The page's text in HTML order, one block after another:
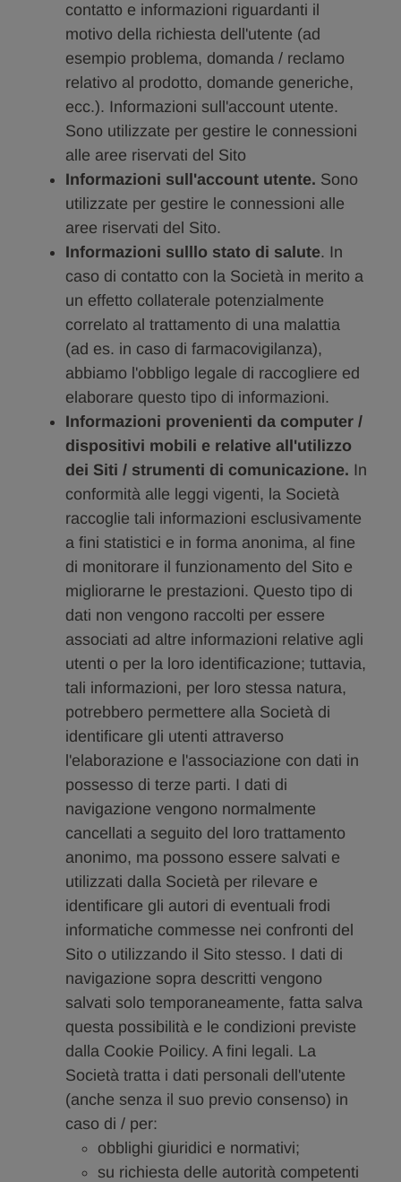
contatto e informazioni riguardanti il
motivo della richiesta dell'utente (ad
esempio problema, domanda / reclamo
relativo al prodotto, domande generiche,
ecc.). Informazioni sull'account utente.
Sono utilizzate per gestire le connessioni
alle aree riservati del Sito
Informazioni sull'account utente. Sono
utilizzate per gestire le connessioni alle
aree riservati del Sito.
Informazioni sulllo stato di salute. In
caso di contatto con la Società in merito a
un effetto collaterale potenzialmente
correlato al trattamento di una malattia
(ad es. in caso di farmacovigilanza),
abbiamo l'obbligo legale di raccogliere ed
elaborare questo tipo di informazioni.
Informazioni provenienti da computer /
dispositivi mobili e relative all'utilizzo
dei Siti / strumenti di comunicazione. In
conformità alle leggi vigenti, la Società
raccoglie tali informazioni esclusivamente
a fini statistici e in forma anonima, al fine
di monitorare il funzionamento del Sito e
migliorarne le prestazioni. Questo tipo di
dati non vengono raccolti per essere
associati ad altre informazioni relative agli
utenti o per la loro identificazione; tuttavia,
tali informazioni, per loro stessa natura,
potrebbero permettere alla Società di
identificare gli utenti attraverso
l'elaborazione e l'associazione con dati in
possesso di terze parti. I dati di
navigazione vengono normalmente
cancellati a seguito del loro trattamento
anonimo, ma possono essere salvati e
utilizzati dalla Società per rilevare e
identificare gli autori di eventuali frodi
informatiche commesse nei confronti del
Sito o utilizzando il Sito stesso. I dati di
navigazione sopra descritti vengono
salvati solo temporaneamente, fatta salva
questa possibilità e le condizioni previste
dalla Cookie Poilicy. A fini legali. La
Società tratta i dati personali dell'utente
(anche senza il suo previo consenso) in
caso di / per:
obblighi giuridici e normativi;
su richiesta delle autorità competenti